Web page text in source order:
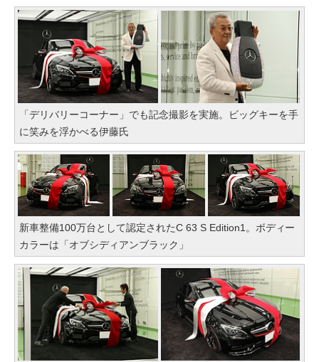
「デリバリーコーナー」でも記念撮影を実施。ビッグキーを手
に笑みを浮かべる伊藤氏
新車整備100万台として認定されたC 63 S Edition1。ボディー
カラーは「オブシディアンブラック」